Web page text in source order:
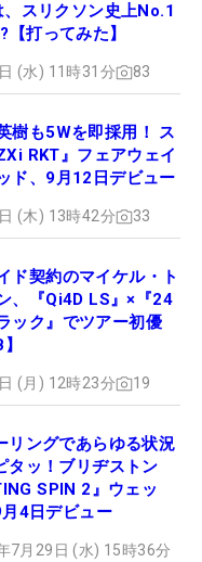
スリクソン史上No.1
【打ってみた】
(水) 11時31分 83
樹も5Wを即採用！ ス
RKT』フェアウェイ
ド、9月12日デビュー
(木) 13時42分 33
ド契約のマイケル・ト
、『Qi4D LS』×『24
ック』でツアー初優
(月) 12時23分 19
リングであらゆる状況
タッ！ブリヂストン
SPIN 2』ウェッ
4日デビュー
7月29日 (水) 15時36分